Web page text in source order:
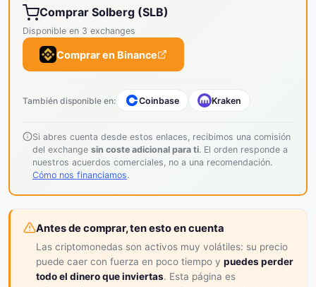
Comprar Solberg (SLB)
Disponible en 3 exchanges
Comprar en Binance
También disponible en: Coinbase Kraken
Si abres cuenta desde estos enlaces, recibimos una comisión
del exchange sin coste adicional para ti. El orden responde a
nuestros acuerdos comerciales, no a una recomendación.
Cómo nos financiamos.
Antes de comprar, ten esto en cuenta
Las criptomonedas son activos muy volátiles: su precio
puede caer con fuerza en poco tiempo y puedes perder
todo el dinero que inviertas. Esta página es